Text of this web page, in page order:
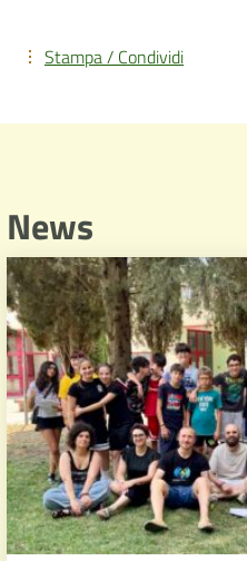
Stampa / Condividi
News